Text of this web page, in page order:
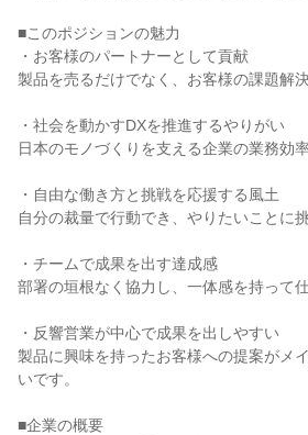
■このポジションの魅力
・お客様のパートナーとして貢献
製品を売るだけでなく、お客様の課題解
・社会を動かすDXを推進するやりがい
日本のモノづくりを支える企業の業務効
・自由な働き方と挑戦を応援する風土
自分の裁量で行動でき、やりたいことに
・チームで成果を出す達成感
部署の垣根なく協力し、一体感を持って
・反響営業が中心で成果を出しやすい
製品に興味を持ったお客様への提案がメ
いです。
■企業の概要